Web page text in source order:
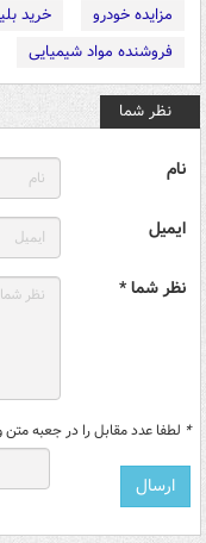
مزایده خودرو
خرید
فروشنده مواد شیمیایی
نظر شما
نام
ایمیل
نظر شما *
* لطفا عدد مقابل را در جعبه متن